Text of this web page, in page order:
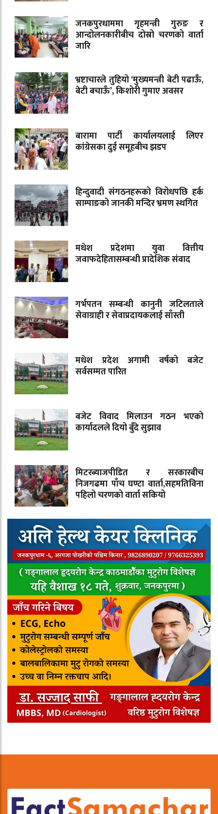
जनकपुरधाममा गृहमन्त्री गुरुङ र
आन्दोलनकारीबीच दोस्रो चरणको वार्ता
जारि
भ्रष्टाचारले तुहियो ‘मुख्यमन्त्री बेटी पढाऊँ,
बेटी बचाऊँ’, किशोरी गुमाए अवसर
बारामा पार्टी कार्यालयलाई लिएर
कांग्रेसका दुई समूहबीच झडप
हिन्दुवादी संगठनहरूको विरोधपछि हर्क
साम्पाङको जानकी मन्दिर भ्रमण स्थगित
मधेश प्रदेशमा युवा वित्तीय
जवाफदेहितासम्बन्धी प्रादेशिक संवाद
गर्भपतन सम्बन्धी कानुनी जटिलताले
सेवाग्राही र सेवाप्रदायकलाई साँस्ती
मधेश प्रदेश अगामी वर्षको बजेट
सर्वसम्मत पारित
बजेट विवाद मिलाउन गठन भएको
कार्यादलले दियो बुँदे सुझाव
मिटरब्याजपीडित र सरकारबीच
निजगढमा पाँच घण्टा वार्ता,सहमतिविना
पहिलो चरणको वार्ता सकियो